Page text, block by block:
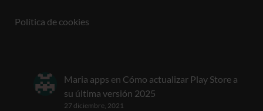
Política de cookies
Maria apps en Cómo actualizar Play Store a
su última versión 2025
27 diciembre, 2021